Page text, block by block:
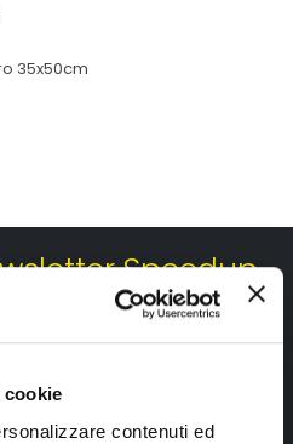
contenuti ed
35x50cm
Speedup
per il tuo primo acquisto online!